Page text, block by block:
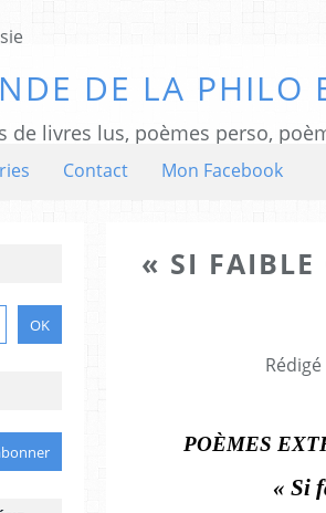
DE LA PHILO
de livres lus, poèmes perso,
Contact Mon Facebook
« SI FAIBLE
POÈMES
« Si